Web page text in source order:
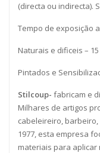
(directa ou indirecta).
Tempo de exposição
Naturais e dificeis –
Pintados e
Stilcoup- fabricam e
Milhares de artigos
cabeleireiro,
1977, esta empresa
materiais para